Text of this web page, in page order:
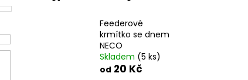
Feederové
krmítko se dnem
NECO
Skladem (5 ks)
od 20 Kč
Doporučujeme